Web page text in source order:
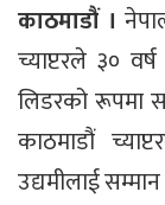
काठमाडौं ।
च्याप्टरले ३०
लिडरको रूपमा
काठमाडौं
उद्यमीलाई